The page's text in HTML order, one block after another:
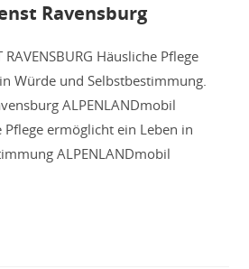
Ravensburg
RAVENSBURG Häusliche Pflege
Würde und Selbstbestimmung.
ALPENLANDmobil
Pflege ermöglicht ein Leben in
ALPENLANDmobil